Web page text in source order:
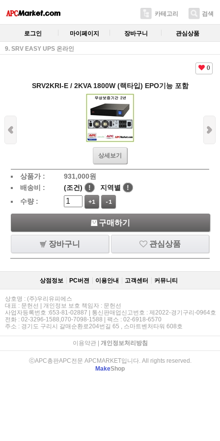
카테고리 검색
로그인 마이페이지 장바구니 관심상품
9. SRV EASY UPS 온라인
0
SRV2KRI-E / 2KVA 1800W (랙타입) EPO기능 포함
상세보기
상품가 : 931,000원
배송비 :
(조건) ! 지역별
!
수량 :
+1 -1
구매하기
장바구니 관심상품
상점정보 PC버젼 이용안내 고객센터 커뮤니티
상호명 : (주)우리유피에스
대표 : 문헌선 | 개인정보 보호 책임자 : 문헌선
사업자등록번호 :653-81-02887 | 통신판매업신고번호 : 제2022-경기구리-0964호
전화 : 02-3296-1588,070-7098-1588 | 팩스 : 02-6918-6570
주소 : 경기도 구리시 갈매순환로204번길 65 , 스마트벤처타워 608호
이용약관| 개인정보처리방침
ⓒAPC총판APC전문 APCMARKET입니다. All rights reserved.
MakeShop